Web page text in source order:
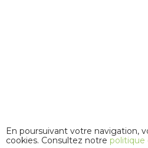
En poursuivant votre navigation,
cookies. Consultez notre politique